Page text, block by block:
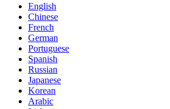
English
Chinese
French
German
Portuguese
Spanish
Russian
Japanese
Korean
Arabic